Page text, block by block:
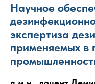
Научное
экспертиза
применяемых в